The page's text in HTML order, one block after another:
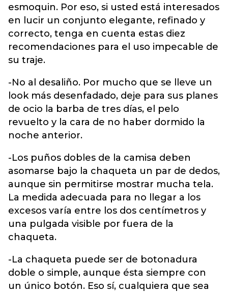
esmoquin. Por eso, si usted está interesados
en lucir un conjunto elegante, refinado y
correcto, tenga en cuenta estas diez
recomendaciones para el uso impecable de
su traje.
-No al desaliño. Por mucho que se lleve un
look más desenfadado, deje para sus planes
de ocio la barba de tres días, el pelo
revuelto y la cara de no haber dormido la
noche anterior.
-Los puños dobles de la camisa deben
asomarse bajo la chaqueta un par de dedos,
aunque sin permitirse mostrar mucha tela.
La medida adecuada para no llegar a los
excesos varía entre los dos centímetros y
una pulgada visible por fuera de la
chaqueta.
-La chaqueta puede ser de botonadura
doble o simple, aunque ésta siempre con
un único botón. Eso sí, cualquiera que sea